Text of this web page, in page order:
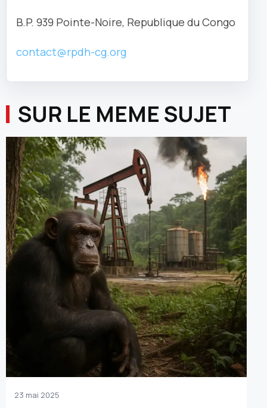
B.P. 939 Pointe-Noire, Republique du Congo
contact@rpdh-cg.org
SUR LE MEME SUJET
23 mai 2025